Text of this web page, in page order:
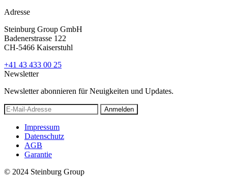
Adresse
Steinburg Group GmbH
Badenerstrasse 122
CH-5466 Kaiserstuhl
+41 43 433 00 25
Newsletter
Newsletter abonnieren für Neuigkeiten und Updates.
Anmelden
Impressum
Datenschutz
AGB
Garantie
© 2024 Steinburg Group